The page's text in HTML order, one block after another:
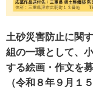
土砂災害防止に関
組の一環として、
する絵画・作文を募
（令和８年９月１